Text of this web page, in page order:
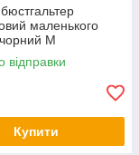
маленького
M
відправки
Купити